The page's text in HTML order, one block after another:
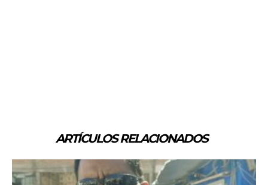
ARTÍCULOS RELACIONADOS